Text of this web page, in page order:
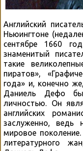
Английский
Ньюингтоне
сентябре 1660
знаменитый
такие
пиратов»,
года» и, конечно
Даниель Дефо
личностью. Он
английских
заслуженно, ведь
мировое
литературного